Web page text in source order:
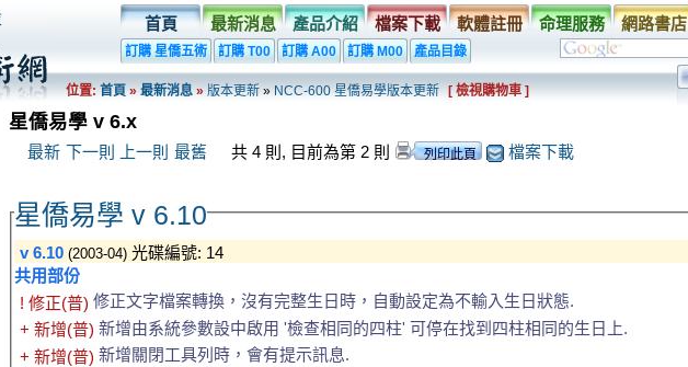
首頁 最新消息 產品介紹 檔案下載 軟體註冊 命理服務 網路書店
訂購 星僑五術 訂購 T00 訂購 A00 訂購 M00 產品目錄
位置:首頁»最新消息»版本更新»NCC-600 星僑易學版本更新 [ 檢視購物車 ]
星僑易學 v 6.x
最新 下一則 上一則 最舊 共 4 則, 目前為第 2 則 檔案下載
星僑易學 v 6.10
v 6.10 (2003-04) 光碟編號: 14
共用部份
! 修正(普) 修正文字檔案轉換，沒有完整生日時，自動設定為不輸入生日狀態.
+ 新增(普) 新增由系統參數設中啟用 '檢查相同的四柱' 可停在找到四柱相同的生日上.
+ 新增(普) 新增關閉工具列時，會有提示訊息.